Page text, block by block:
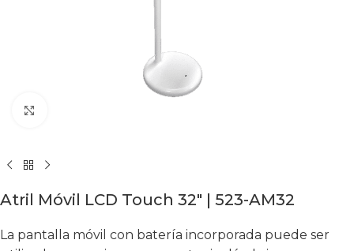
Atril Móvil LCD Touch 32″ | 523-AM32
La pantalla móvil con batería incorporada puede ser